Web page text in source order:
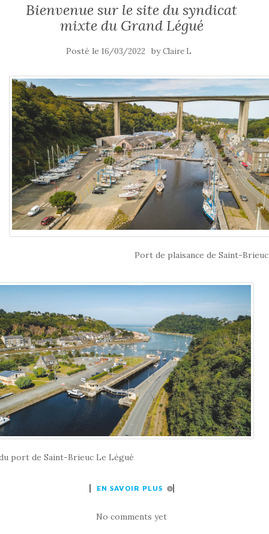
Bienvenue sur le site du syndicat
mixte du Grand Légué
Posté le 16/03/2022 byClaire L
Port de plaisance de Saint-
port de Saint-Brieuc Le Légué
EN SAVOIR PLUS
No comments yet